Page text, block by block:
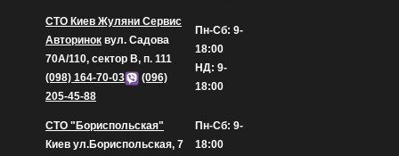
СТО Киев Жуляни Сервис
Авторинок вул. Садова
70А/110, сектор В, п. 111
(098) 164-70-03
(096)
205-45-88
Пн-Сб: 9-
18:00
НД: 9-
18:00
СТО "Бориспольская"
Киев ул.Бориспольская, 7
Пн-Сб: 9-
18:00